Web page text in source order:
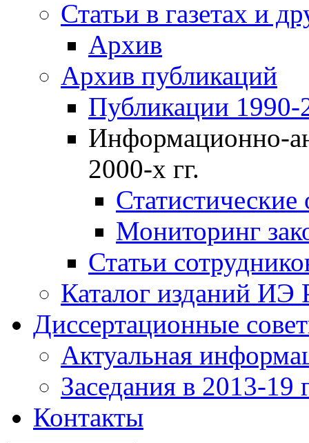
Статьи в газетах и
Архив
Архив публикаций
Публикации 1990-
Информационно-
2000-х гг.
Мониторинг
Статьи
Каталог изданий ИЭ
Диссертационные
Актуальная
Заседания в 2013-19
Контакты